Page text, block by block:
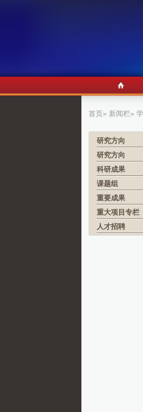
首页» 新闻栏»
研究方向
研究方向
科研成果
课题组
重要成果
重大项目专栏
人才招聘